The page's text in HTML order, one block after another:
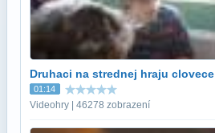
Druhaci na strednej hraju clovece
01:14
Videohry | 46278 zobrazení